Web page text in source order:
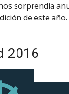
sorprendía
de este año.
2016